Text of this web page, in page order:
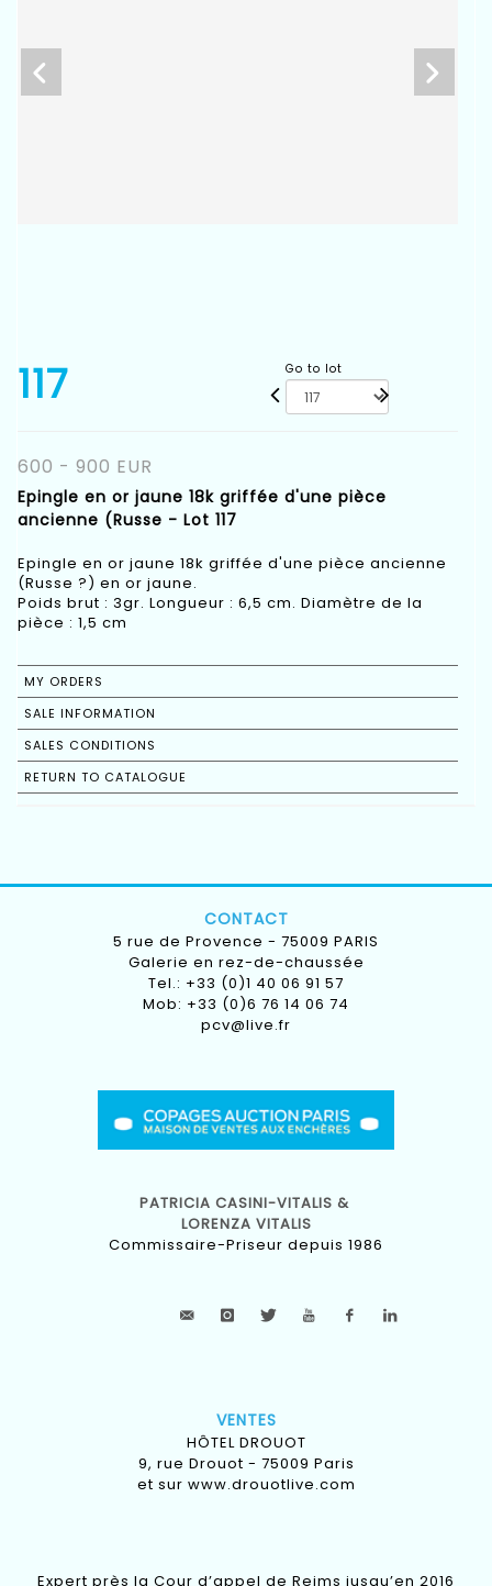
117 Go to lot
600 - 900 EUR
Epingle en or jaune 18k griffée d'une pièce
ancienne (Russe - Lot 117
Epingle en or jaune 18k griffée d'une pièce ancienne
(Russe ?) en or jaune.
Poids brut : 3gr. Longueur : 6,5 cm. Diamètre de la
pièce : 1,5 cm
MY ORDERS
SALE INFORMATION
SALES CONDITIONS
RETURN TO CATALOGUE
CONTACT
5 rue de Provence - 75009 PARIS
Galerie en rez-de-chaussée
Tel.: +33 (0)1 40 06 91 57
Mob: +33 (0)6 76 14 06 74
pcv@live.fr
PATRICIA CASINI-VITALIS &
LORENZA VITALIS
Commissaire-Priseur depuis 1986
VENTES
HÔTEL DROUOT
9, rue Drouot - 75009 Paris
et sur www.drouotlive.com
Expert près la Cour d’appel de Reims jusqu’en 2016